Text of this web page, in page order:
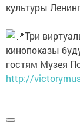
культуры
Три
кинопоказы
гостям Музея
http://